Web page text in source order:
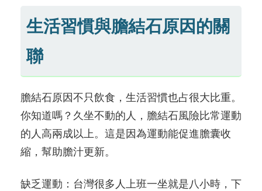
生活習慣與膽結石原因的關
聯
膽結石原因不只飲食，生活習慣也占很大比重。
你知道嗎？久坐不動的人，膽結石風險比常運動
的人高兩成以上。這是因為運動能促進膽囊收
縮，幫助膽汁更新。
缺乏運動：台灣很多人上班一坐就是八小時，下